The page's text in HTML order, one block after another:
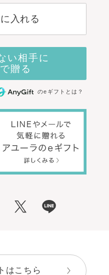
入れる
のeギフトとは？
はこちら